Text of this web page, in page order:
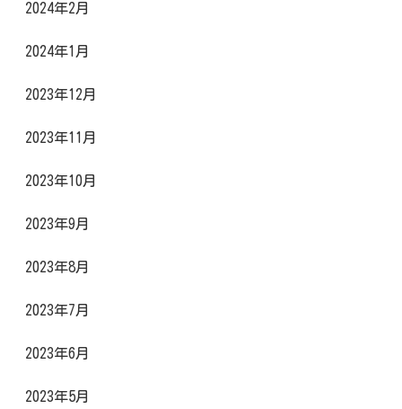
2024年2月
2024年1月
2023年12月
2023年11月
2023年10月
2023年9月
2023年8月
2023年7月
2023年6月
2023年5月